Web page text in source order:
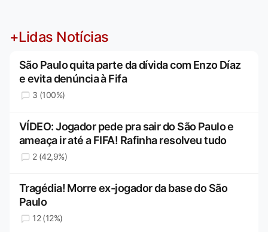
+Lidas Notícias
São Paulo quita parte da dívida com Enzo Díaz
e evita denúncia à Fifa
3 (100%)
VÍDEO: Jogador pede pra sair do São Paulo e
ameaça ir até a FIFA! Rafinha resolveu tudo
2 (42,9%)
Tragédia! Morre ex-jogador da base do São
Paulo
12 (12%)